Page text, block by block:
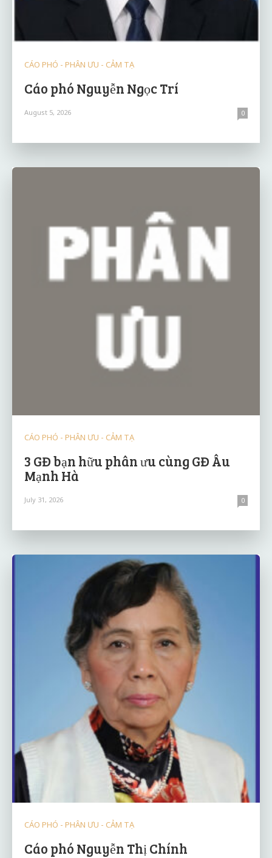
CÁO PHÓ - PHÂN ƯU - CẢM TẠ
Cáo phó Nguyễn Ngọc Trí
August 5, 2026 0
CÁO PHÓ - PHÂN ƯU - CẢM TẠ
3 GĐ bạn hữu phân ưu cùng GĐ Âu
Mạnh Hà
July 31, 2026 0
CÁO PHÓ - PHÂN ƯU - CẢM TẠ
Cáo phó Nguyễn Thị Chính